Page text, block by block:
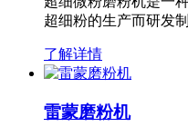
超细粉的生产而研发
了解详情
雷蒙磨粉机